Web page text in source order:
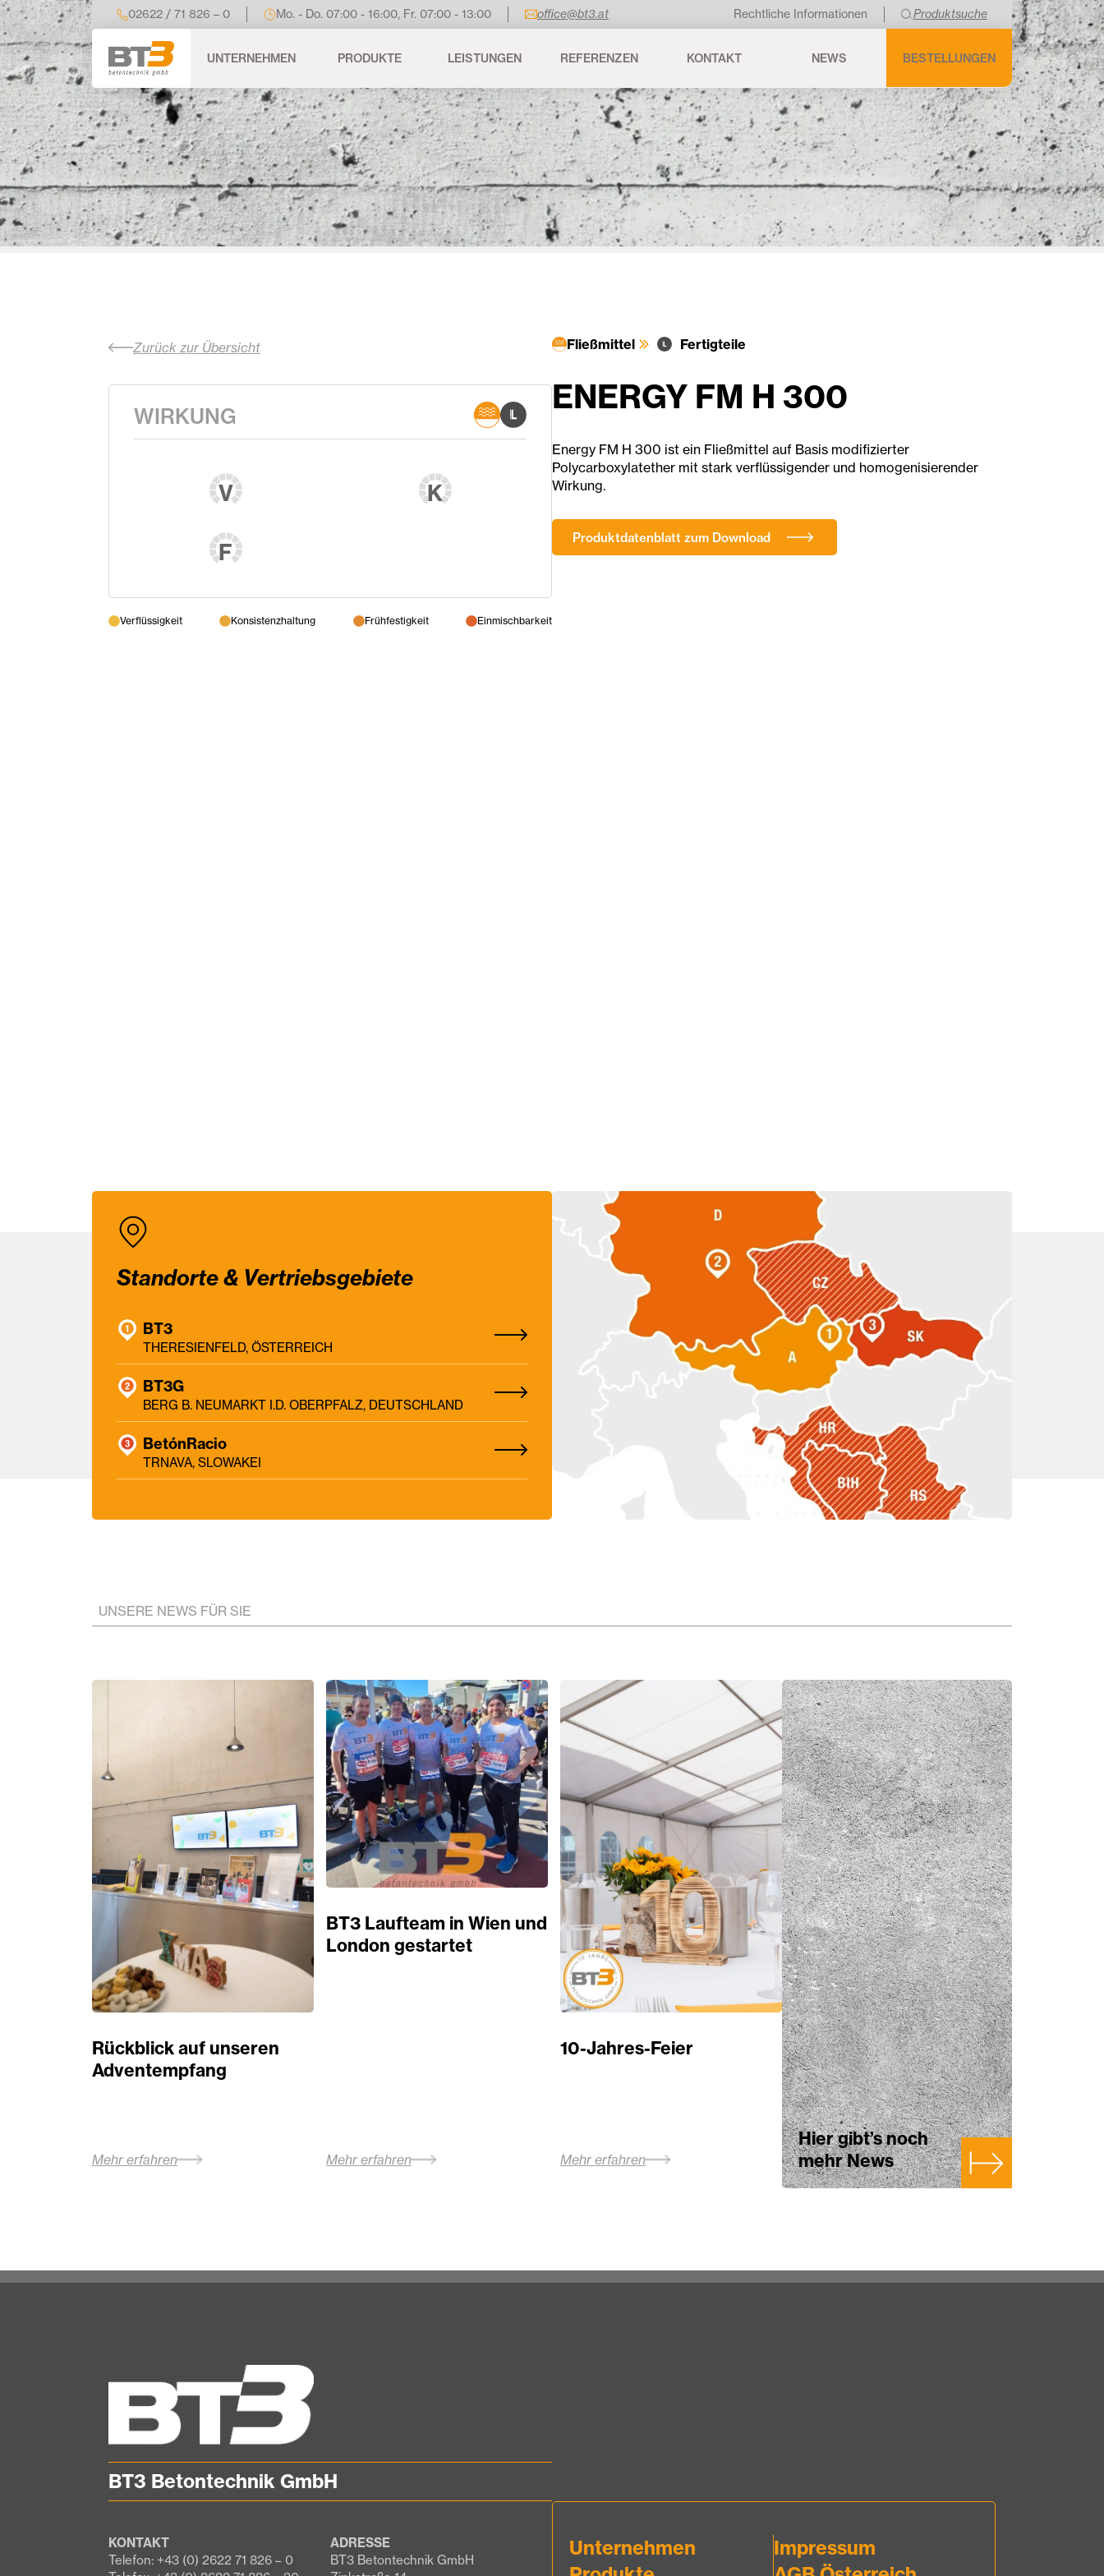
02622 / 71 826 – 0 Mo. - Do. 07:00 - 16:00, Fr. 07:00 - 13:00 office@bt3.at Rechtliche Informationen Produktsuche
UNTERNEHMEN PRODUKTE LEISTUNGEN REFERENZEN KONTAKT NEWS BESTELLUNGEN
Zurück zur Übersicht
WIRKUNG
V K
F
Verflüssigkeit Konsistenzhaltung Frühfestigkeit Einmischbarkeit
Fließmittel Fertigteile
ENERGY FM H 300
Energy FM H 300 ist ein Fließmittel auf Basis modifizierter
Polycarboxylatether mit stark verflüssigender und homogenisierender
Wirkung.
Produktdatenblatt zum Download
Standorte & Vertriebsgebiete
BT3
THERESIENFELD, ÖSTERREICH
BT3G
BERG B. NEUMARKT I.D. OBERPFALZ, DEUTSCHLAND
BetónRacio
TRNAVA, SLOWAKEI
UNSERE NEWS FÜR SIE
Rückblick auf unseren
Adventempfang
Mehr erfahren
BT3 Laufteam in Wien und
London gestartet
Mehr erfahren
10-Jahres-Feier
Mehr erfahren
Hier gibt’s noch
mehr News
BT3 Betontechnik GmbH
KONTAKT
Telefon: +43 (0) 2622 71 826 – 0
ADRESSE
BT3 Betontechnik GmbH
Unternehmen
Impressum